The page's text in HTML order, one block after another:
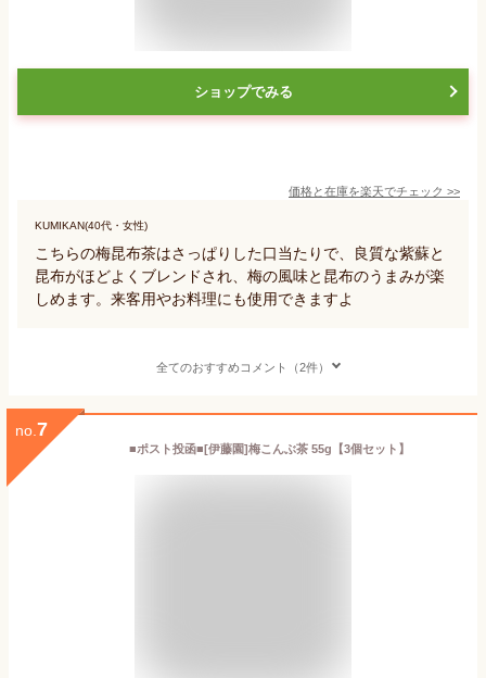
ショップでみる
価格と在庫を楽天でチェック >>
KUMIKAN(40代・女性)
こちらの梅昆布茶はさっぱりした口当たりで、良質な紫蘇と
昆布がほどよくブレンドされ、梅の風味と昆布のうまみが楽
しめます。来客用やお料理にも使用できますよ
全てのおすすめコメント（2件）
no. 7
■ポスト投函■[伊藤園]梅こんぶ茶 55g【3個セット】